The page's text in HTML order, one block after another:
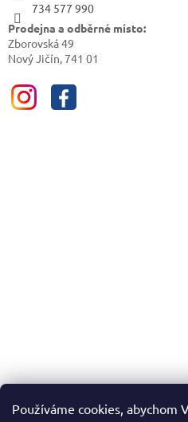
Používáme cookies, abychom
734 577 990
Prodejna a odběrné místo:
Zborovská 49
Nový Jičín, 741 01